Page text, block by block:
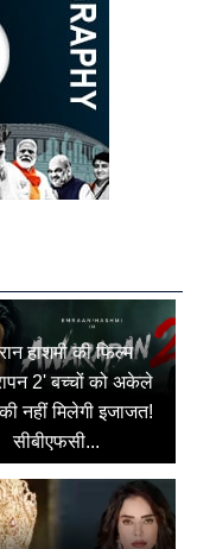
हाशमी की फिल्म
2' बच्चों को अकेले
नहीं मिलेगी इजाजत!
सीबीएफसी...